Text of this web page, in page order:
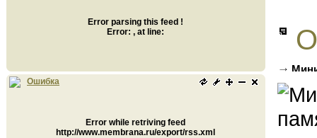
Error parsing this feed !
Error: , at line:
Ошибка
Error while retriving feed
http://www.membrana.ru/export/rss.xml
(ФОТО)